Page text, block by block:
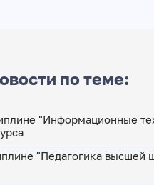
по теме:
"Информационные
"Педагогика высшей